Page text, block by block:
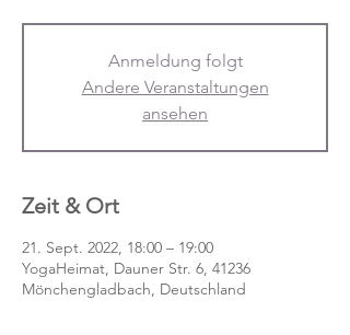
Anmeldung folgt
Andere Veranstaltungen
ansehen
Zeit & Ort
21. Sept. 2022, 18:00 – 19:00
YogaHeimat, Dauner Str. 6, 41236
Mönchengladbach, Deutschland